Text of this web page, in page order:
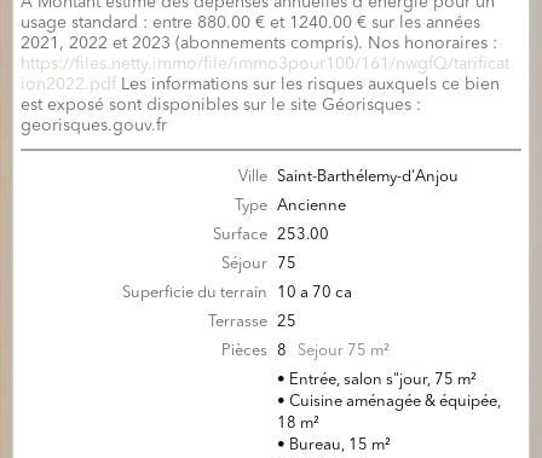
usage standard : entre 880.00 € et 1240.00 € sur les années
2021, 2022 et 2023 (abonnements compris). Nos honoraires :
https://files.netty.immo/file/immo3pour100/161/nwgfQ/tarificat
ion2022.pdf Les informations sur les risques auxquels ce bien
est exposé sont disponibles sur le site Géorisques :
georisques.gouv.fr
Ville
Saint-Barthélemy-d'Anjou
Type
Ancienne
Surface
253.00
Séjour
75
Superficie du terrain
10 a 70 ca
Terrasse
25
Pièces
8 Sejour 75 m²
• Entrée, salon s"jour, 75 m²
• Cuisine aménagée & équipée,
18 m²
• Bureau, 15 m²